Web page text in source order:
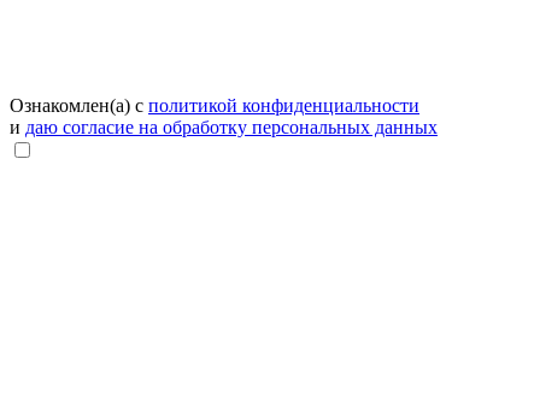
Ознакомлен(а) с политикой конфиденциальности
и даю согласие на обработку персональных данных